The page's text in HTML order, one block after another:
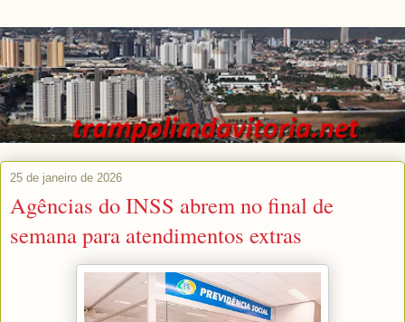
25 de janeiro de 2026
Agências do INSS abrem no final de
semana para atendimentos extras